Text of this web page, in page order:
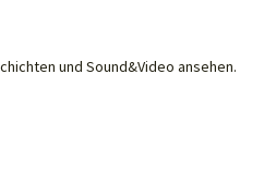
und Sound&Video ansehen.